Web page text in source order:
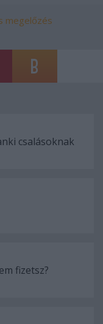
megelőzés
csalásoknak
fizetsz?